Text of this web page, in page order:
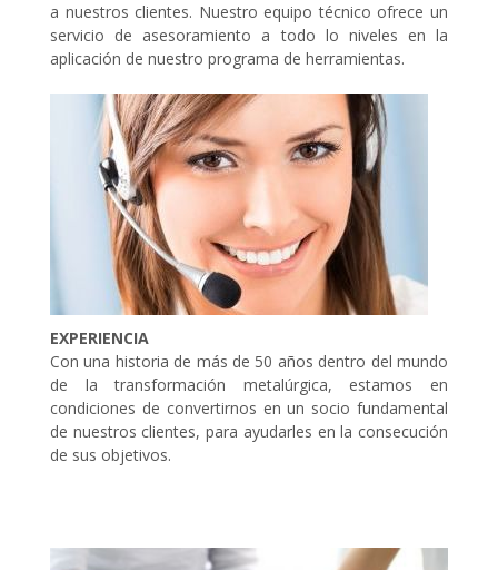
a nuestros clientes. Nuestro equipo técnico ofrece un
servicio de asesoramiento a todo lo niveles en la
aplicación de nuestro programa de herramientas.
EXPERIENCIA
Con una historia de más de 50 años dentro del mundo
de la transformación metalúrgica, estamos en
condiciones de convertirnos en un socio fundamental
de nuestros clientes, para ayudarles en la consecución
de sus objetivos.